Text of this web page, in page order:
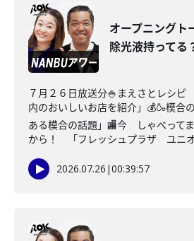
オープニングト
除光液持ってる
７月２６日放送分🍚まえさとレシ
内のおいしいお店を紹介」💰🍶模
ある模合の話題」🏬今 しゃべって
から！ 「フレッシュプラザ ユニ
2026.07.26 |00:39:57